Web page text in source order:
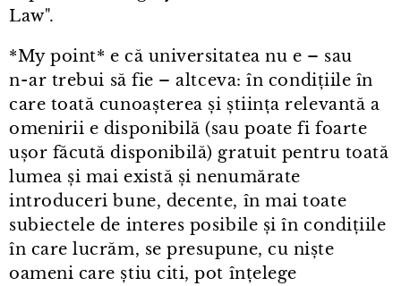
Law".
*My point* e că universitatea nu e – sau
n⁠-⁠ar trebui să fie – altceva: în condițiile în
care toată cunoașterea și știința relevantă a
omenirii e disponibilă (sau poate fi foarte
ușor făcută disponibilă) gratuit pentru toată
lumea și mai există și nenumărate
introduceri bune, decente, în mai toate
subiectele de interes posibile și în condițiile
în care lucrăm, se presupune, cu niște
oameni care știu citi, pot înțelege